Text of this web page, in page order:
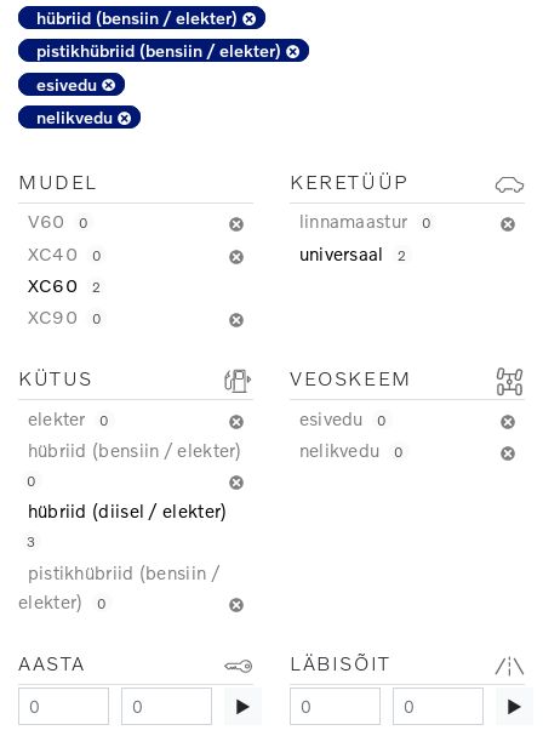
hübriid (bensiin / elekter)
pistikhübriid (bensiin / elekter)
esivedu
nelikvedu
MUDEL
V60 0
XC40 0
XC60 2
XC90 0
KERETÜÜP
linnamaastur 0
universaal 2
KÜTUS
elekter 0
hübriid (bensiin / elekter)
0
hübriid (diisel / elekter)
3
pistikhübriid (bensiin /
elekter)
0
VEOSKEEM
esivedu 0
nelikvedu 0
AASTA
▶
LÄBISÕIT
▶